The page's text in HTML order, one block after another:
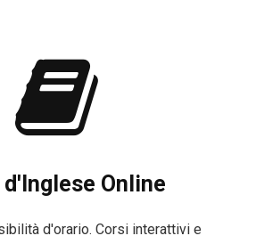
Online
d'orario. Corsi interattivi e